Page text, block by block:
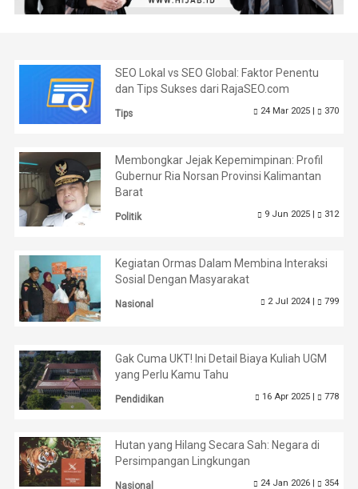
SEO Lokal vs SEO Global: Faktor Penentu
dan Tips Sukses dari RajaSEO.com
Tips 24 Mar 2025 | 370
Membongkar Jejak Kepemimpinan: Profil
Gubernur Ria Norsan Provinsi Kalimantan
Barat
Politik 9 Jun 2025 | 312
Kegiatan Ormas Dalam Membina Interaksi
Sosial Dengan Masyarakat
Nasional 2 Jul 2024 | 799
Gak Cuma UKT! Ini Detail Biaya Kuliah UGM
yang Perlu Kamu Tahu
Pendidikan 16 Apr 2025 | 778
Hutan yang Hilang Secara Sah: Negara di
Persimpangan Lingkungan
Nasional 24 Jan 2026 | 354